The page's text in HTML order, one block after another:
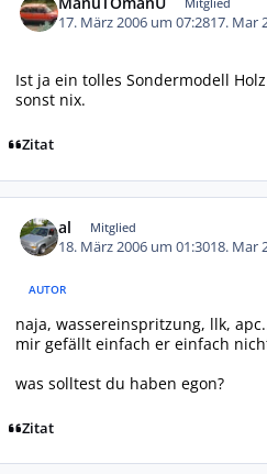
17. März 2006 um 07:2817. Mar
Ist ja ein tolles Sondermodell
sonst nix.
Zitat
al Mitglied
18. März 2006 um 01:3018. Mar
AUTOR
naja, wassereinspritzung, llk,
mir gefällt einfach er einfach
was solltest du haben egon?
Zitat